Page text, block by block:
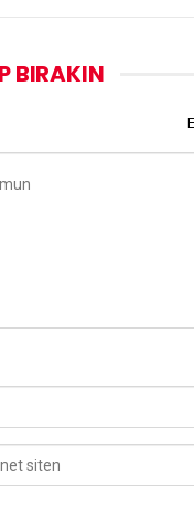
BIRAKIN